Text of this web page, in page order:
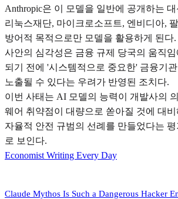
Anthropic은 이 모델을 일반에 공개하는
리눅스재단, 마이크로소프트, 엔비디아,
방어적 목적으로만 모델을 활용하게 된다.
사안의 심각성은 금융 규제 당국의 움직
되기 전에 '시스템적으로 중요한' 금융기
노출될 수 있다는 우려가 반영된 조치다.
이번 사태는 AI 모델의 능력이 개발사의
웨어 취약점이 대량으로 쏟아질 것에 대
자율적 안전 규범의 선례를 만들었다는
로 보인다.
Economist Writing Every Day
Claude Mythos Is Such a Dangerous Hacker